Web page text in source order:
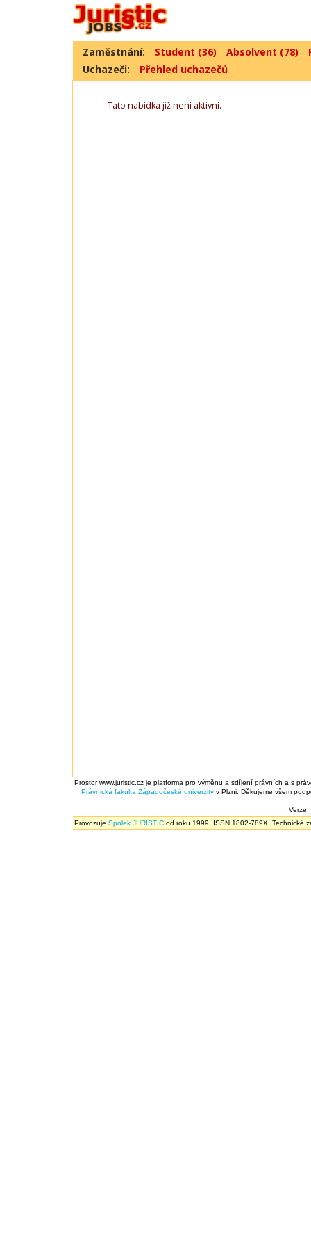
Zaměstnání: Student (36) Absolvent (78)
Uchazeči:
Přehled uchazečů
Tato nabídka již není aktivní.
Prostor www.juristic.cz je platforma pro výměnu a sdílení právních a s
Právnická fakulta Západočeské univerzity v Plzni. Děkujeme všem
Verze:
Provozuje Spolek JURISTIC od roku 1999. ISSN 1802-789X. Technické